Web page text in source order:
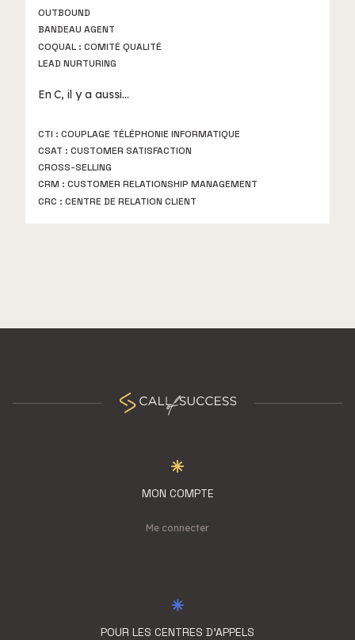
OUTBOUND
BANDEAU AGENT
COQUAL : COMITÉ QUALITÉ
LEAD NURTURING
EnC, il y a aussi...
CTI : COUPLAGE TÉLÉPHONIE INFORMATIQUE
CSAT : CUSTOMER SATISFACTION
CROSS-SELLING
CRM : CUSTOMER RELATIONSHIP MANAGEMENT
CRC : CENTRE DE RELATION CLIENT
MON COMPTE
Me connecter
POUR LES CENTRES D'APPELS